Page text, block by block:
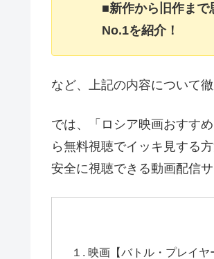
■新作から旧作まで
No.1を紹介！
など、上記の内容について
では、「ロシア映画おすす
ら無料視聴でイッキ見する
安全に視聴できる動画配信
１. 映画【バトル・プレイ